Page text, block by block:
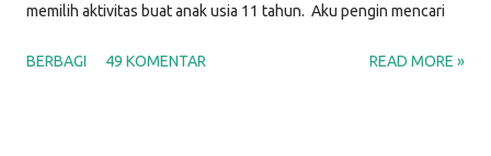
memilih aktivitas buat anak usia 11 tahun. Aku pengin mencari
produktif, yang sesuai dengan minatnya, yang menantang, dan
BERBAGI 49 KOMENTAR READ MORE »